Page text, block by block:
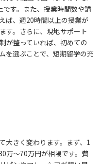
です。また、授業時間数や講
ば、週20時間以上の授業が
す。さらに、現地サポート
が整っていれば、初めての
を選ぶことで、短期留学の充
大きく変わります。まず、1
万〜70万円が相場です。費